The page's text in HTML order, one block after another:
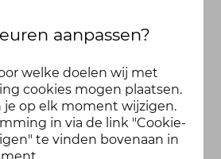
aanpassen?
welke doelen wij met
cookies mogen plaatsen.
je op elk moment wijzigen.
in via de link "Cookie-
te vinden bovenaan in